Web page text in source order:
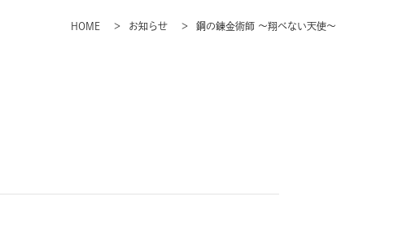
HOME お知らせ 鋼の錬金術師 ～翔べない天使～